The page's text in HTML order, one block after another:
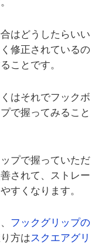
はどうしたらいい
修正されているの
ことです。
はそれでフックボ
で握ってみること
プで握っていただ
されて、ストレー
すくなります。
フックグリップの
方はスクエアグリ